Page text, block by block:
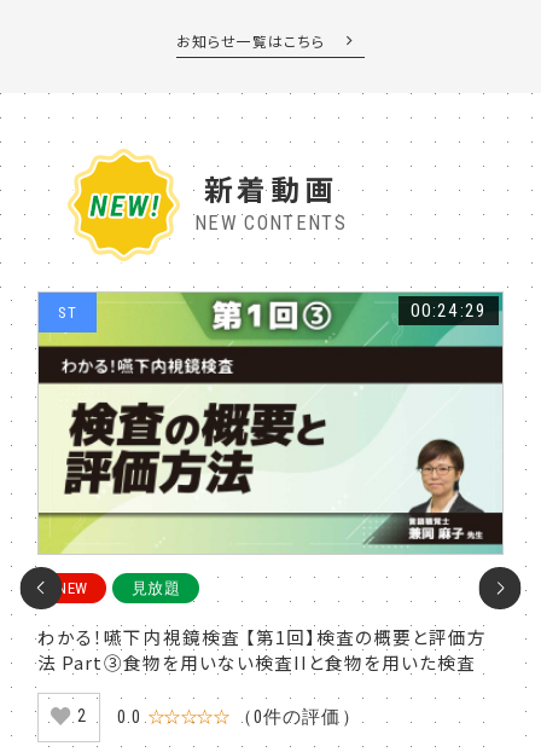
お知らせ一覧はこちら
新着動画
NEW CONTENTS
ST 00:24:29
NEW 見放題
わかる！嚥下内視鏡検査 【第1回】検査の概要と評価方
法 Part③食物を用いない検査IIと食物を用いた検査
2 0.0☆☆☆☆☆ （0件の評価）
わ
法